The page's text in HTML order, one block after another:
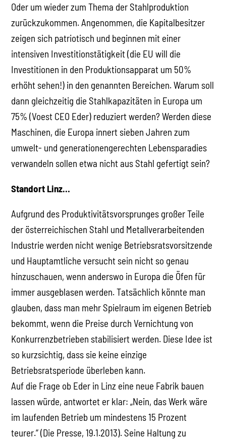
Oder um wieder zum Thema der Stahlproduktion
zurückzukommen. Angenommen, die Kapitalbesitzer
zeigen sich patriotisch und beginnen mit einer
intensiven Investitionstätigkeit (die EU will die
Investitionen in den Produktionsapparat um 50%
erhöht sehen!) in den genannten Bereichen. Warum soll
dann gleichzeitig die Stahlkapazitäten in Europa um
75% (Voest CEO Eder) reduziert werden? Werden diese
Maschinen, die Europa innert sieben Jahren zum
umwelt- und generationengerechten Lebensparadies
verwandeln sollen etwa nicht aus Stahl gefertigt sein?
Standort Linz…
Aufgrund des Produktivitätsvorsprunges großer Teile
der österreichischen Stahl und Metallverarbeitenden
Industrie werden nicht wenige Betriebsratsvorsitzende
und Hauptamtliche versucht sein nicht so genau
hinzuschauen, wenn anderswo in Europa die Öfen für
immer ausgeblasen werden. Tatsächlich könnte man
glauben, dass man mehr Spielraum im eigenen Betrieb
bekommt, wenn die Preise durch Vernichtung von
Konkurrenzbetrieben stabilisiert werden. Diese Idee ist
so kurzsichtig, dass sie keine einzige
Betriebsratsperiode überleben kann.
Auf die Frage ob Eder in Linz eine neue Fabrik bauen
lassen würde, antwortet er klar: „Nein, das Werk wäre
im laufenden Betrieb um mindestens 15 Prozent
teurer.“ (Die Presse, 19.1.2013). Seine Haltung zu